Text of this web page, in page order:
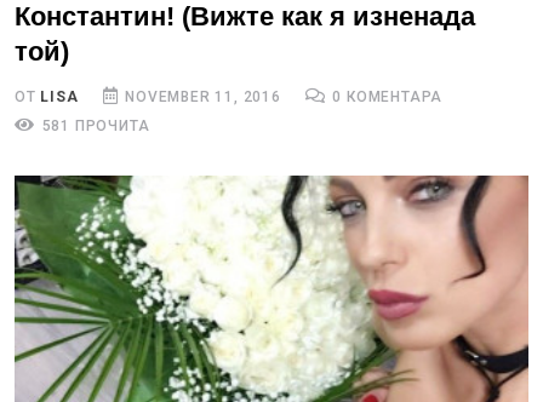
Константин! (Вижте как я изненада
той)
ОТ LISA NOVEMBER 11, 2016
0 КОМЕНТАРА
581 ПРОЧИТА